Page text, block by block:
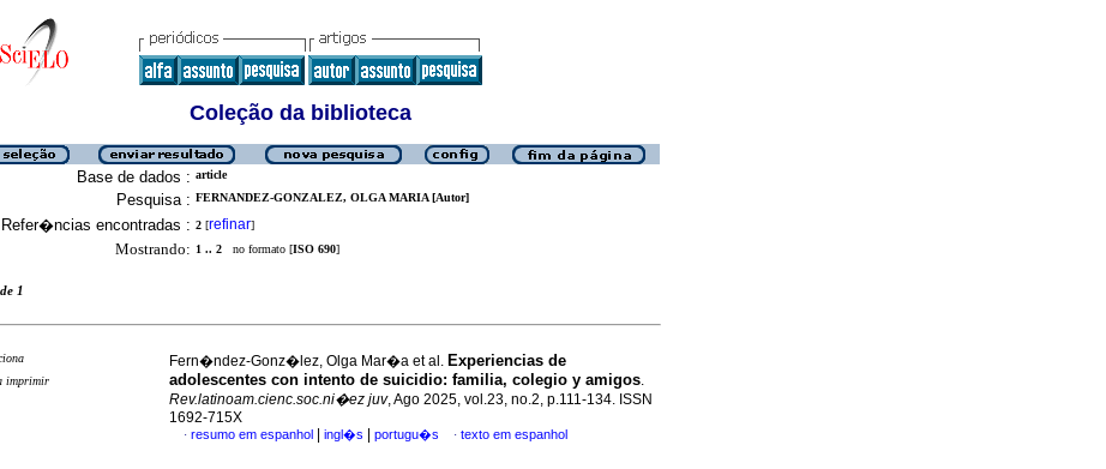
Coleção da biblioteca
Base de dados : article
Pesquisa : FERNANDEZ-GONZALEZ, OLGA MARIA [Autor]
Refer�ncias encontradas : 2 [refinar]
Mostrando: 1 .. 2 no formato [ISO 690]
1
imprimir
Fern�ndez-Gonz�lez, Olga Mar�a et al. Experiencias de
adolescentes con intento de suicidio: familia, colegio y amigos.
Rev.latinoam.cienc.soc.ni�ez juv, Ago 2025, vol.23, no.2, p.111-134. ISSN
1692-715X
· resumo em espanhol ingl�s portugu�s · texto em espanhol